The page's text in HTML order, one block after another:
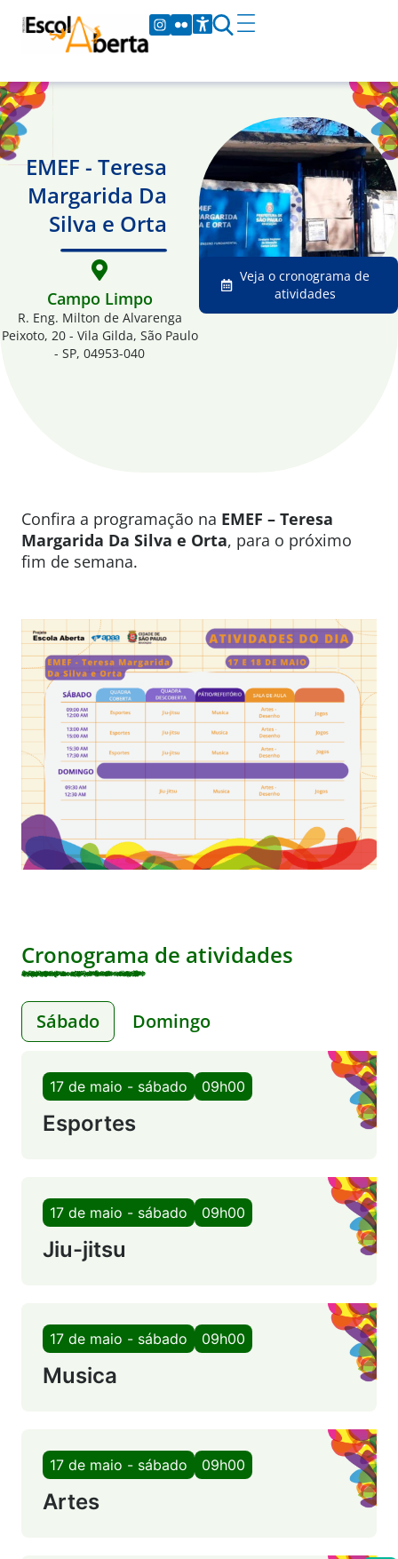
EMEF - Teresa
Margarida Da
Silva e Orta
Campo Limpo
R. Eng. Milton de Alvarenga
Peixoto, 20 - Vila Gilda, São Paulo
- SP, 04953-040
Veja o cronograma de
atividades
Confira a programação na EMEF – Teresa
Margarida Da Silva e Orta, para o próximo
fim de semana.
Cronograma de atividades
Sábado Domingo
17 de maio - sábado 09h00
Esportes
17 de maio - sábado 09h00
Jiu-jitsu
17 de maio - sábado 09h00
Musica
17 de maio - sábado 09h00
Artes